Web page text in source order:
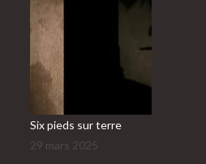
Six pieds sur terre
29 mars 2025